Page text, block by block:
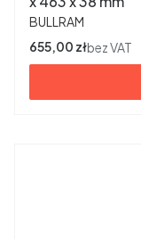
PRODUCENT
BULLRAM
Cena
655,00 złbez VAT